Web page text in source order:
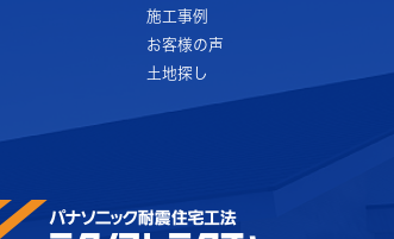
施工事例
お客様の声
土地探し